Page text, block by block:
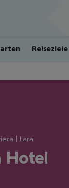
Reiseziele
| Lara
Hotel